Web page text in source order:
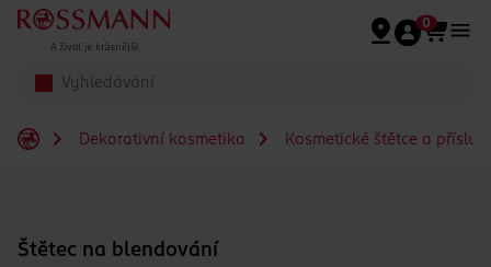
Přeskočit na hlavmní obsah
0
Dekorativní kosmetika Kosmetické štětce a
Štětec na blendování